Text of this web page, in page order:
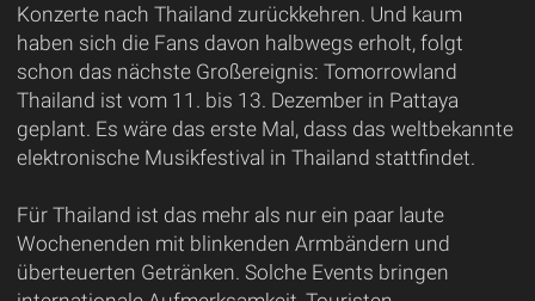
Konzerte nach Thailand zurückkehren. Und kaum
haben sich die Fans davon halbwegs erholt, folgt
schon das nächste Großereignis: Tomorrowland
Thailand ist vom 11. bis 13. Dezember in Pattaya
geplant. Es wäre das erste Mal, dass das weltbekannte
elektronische Musikfestival in Thailand stattfindet.
Für Thailand ist das mehr als nur ein paar laute
Wochenenden mit blinkenden Armbändern und
überteuerten Getränken. Solche Events bringen